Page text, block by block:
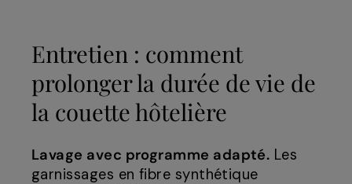
Entretien : comment
prolonger la durée de vie de
la couette hôtelière
Lavage avec programme adapté. Les
garnissages en fibre synthétique